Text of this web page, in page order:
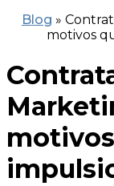
Blog »
motivos